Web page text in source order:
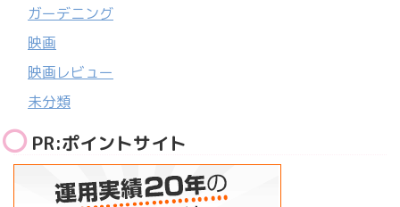
ガーデニング
映画
映画レビュー
未分類
PR:ポイントサイト